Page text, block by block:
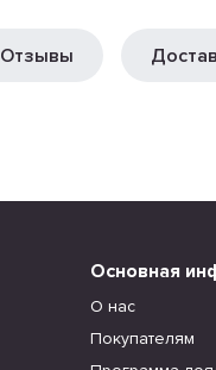
Отзывы
Основная
О нас
Покупателям